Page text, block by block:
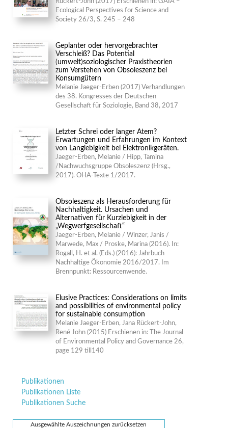
Ecological Perspectives for Science and
Society 26/3, S. 245 – 248
Geplanter oder hervorgebrachter
Verschleiß? Das Potential
(umwelt)soziologischer Praxistheorien
zum Verstehen von Obsoleszenz bei
Konsumgütern
Melanie Jaeger-Erben (2017) Verhandlungen
des 38. Kongresses der Deutschen
Gesellschaft für Soziologie, Band 38, 2017
Letzter Schrei oder langer Atem?
Erwartungen und Erfahrungen im Kontext
von Langlebigkeit bei Elektronikgeräten.
Jaeger-Erben, Melanie / Hipp, Tamina
/Nachwuchsgruppe Obsoleszenz (Hrsg.,
2017). OHA-Texte 1/2017.
Obsoleszenz als Herausforderung für
Nachhaltigkeit. Ursachen und
Alternativen für Kurzlebigkeit in der
„Wegwerfgesellschaft“
Jaeger-Erben, Melanie / Winzer, Janis /
Marwede, Max / Proske, Marina (2016). In:
Rogall, H. et al. (Eds.) (2016): Jahrbuch
Nachhaltige Ökonomie 2016/2017. Im
Brennpunkt: Ressourcenwende.
Elusive Practices: Considerations on limits
and possibilities of environmental policy
for sustainable consumption
Melanie Jaeger-Erben, Jana Rückert-John,
René John (2015) Erschienen in: The Journal
of Environmental Policy and Governance 26,
page 129 till140
Navigation
überspringen
Publikationen
Publikationen Liste
Publikationen Suche
Ausgewählte Auszeichnungen zurücksetzen